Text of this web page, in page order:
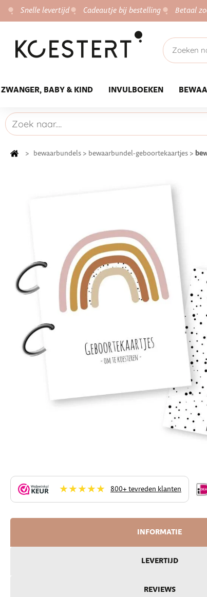
Snelle levertijd Cadeautje bij bestelling Betaal
ZWANGER, BABY & KIND INVULBOEKEN
> bewaarbundels > bewaarbundel-geboortekaartjes >
★★★★★ 800+ tevreden klanten
INFORMATIE
LEVERTIJD
REVIEWS